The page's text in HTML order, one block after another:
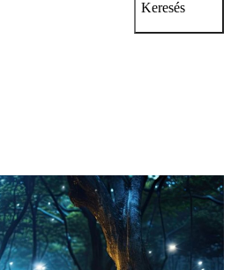
Keresés